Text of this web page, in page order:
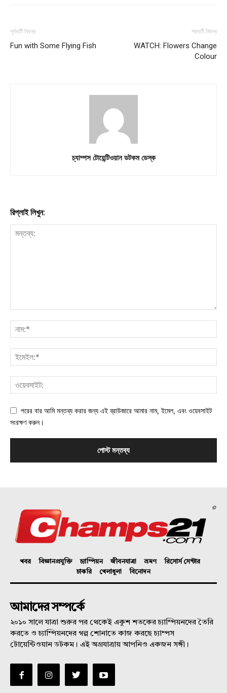
পূর্ববর্তী নিবন্ধ
Fun with Some Flying Fish
পরবর্তী নিবন্ধ
WATCH: Flowers Change
Colour
চ্যাম্পস টোয়েন্টিওয়ান ডটকম ডেস্ক
রিপ্লাই লিখুন:
পরের বার আমি মন্তব্য করার জন্য এই ব্রাউজারে আমার নাম, ইমেল, এবং ওয়েবসাইট
সংরক্ষণ করুন।
©
খবর বিজ্ঞানপ্রযুক্তি চ্যাম্পিয়ন জীবনযাত্রা ভ্রমণ
রিসোর্স সেন্টার
চাকরি
খেলাধুলা বিনোদন
আমাদের সম্পর্কে
২০১০ সালে যাত্রা শুরুর পর থেকেই একুশ শতকের চ্যাম্পিয়নদের তৈরি
করতে ও চ্যাম্পিয়নদের গল্প শোনাতে কাজ করছে চ্যাম্পস
টোয়েন্টিওয়ান ডটকম। এই অগ্রযাত্রায় আপনিও একজন সঙ্গী।